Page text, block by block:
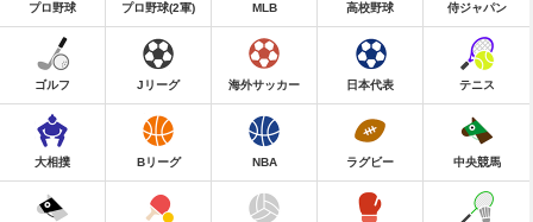
プロ野球 プロ野球(2軍) MLB 高校野球 侍ジャパン
ゴルフ Jリーグ 海外サッカー 日本代表 テニス
大相撲 Bリーグ NBA ラグビー 中央競馬